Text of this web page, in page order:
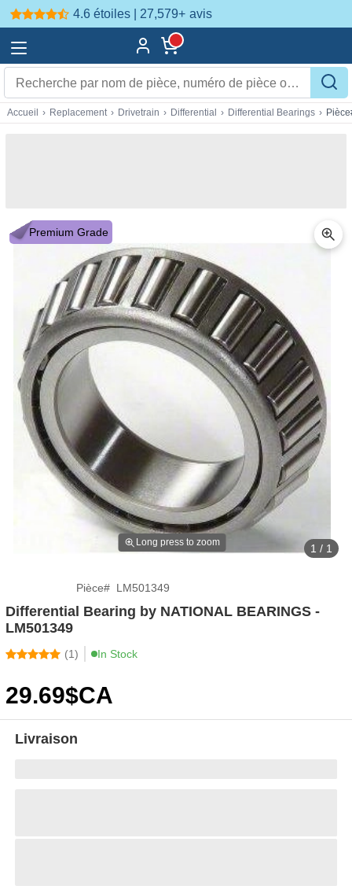
4.6 étoiles | 27,579+ avis
Accueil › Replacement › Drivetrain › Differential › Differential Bearings ›
Premium Grade
Long press to zoom 1 / 1
Pièce# LM501349
Differential Bearing by NATIONAL BEARINGS -
LM501349
(1) In Stock
29.69$CA
Livraison